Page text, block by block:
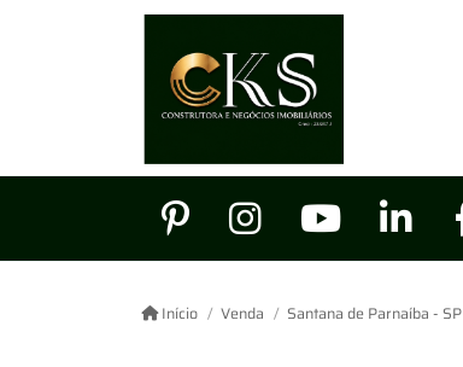
Início Venda Santana de Parnaíba - SP